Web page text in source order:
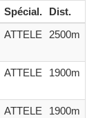
Spécial. Dist.
ATTELE 2500m
ATTELE 1900m
ATTELE 1900m